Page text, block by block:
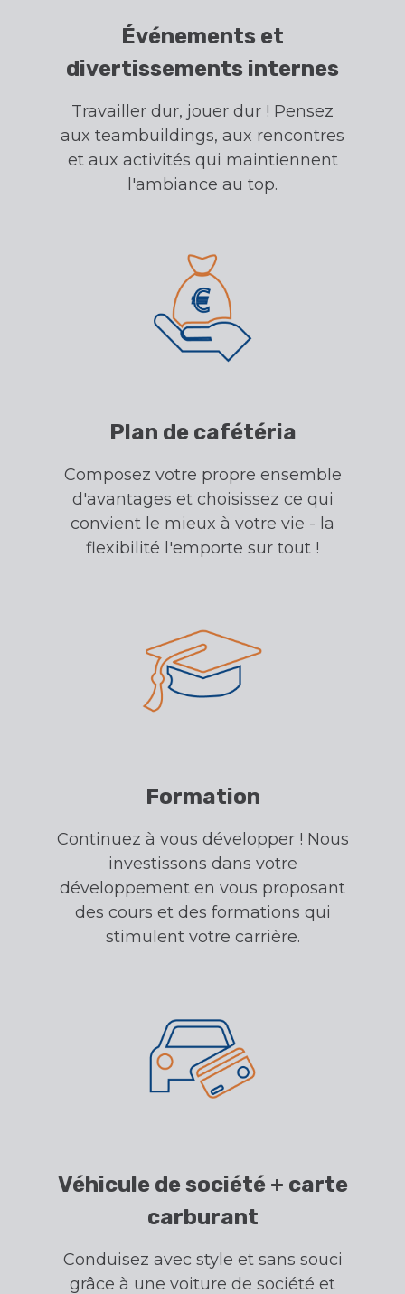
Événements et
divertissements internes
Travailler dur, jouer dur ! Pensez
aux teambuildings, aux rencontres
et aux activités qui maintiennent
l'ambiance au top.
Plan de cafétéria
Composez votre propre ensemble
d'avantages et choisissez ce qui
convient le mieux à votre vie - la
flexibilité l'emporte sur tout !
Formation
Continuez à vous développer ! Nous
investissons dans votre
développement en vous proposant
des cours et des formations qui
stimulent votre carrière.
Véhicule de société + carte
carburant
Conduisez avec style et sans souci
grâce à une voiture de société et